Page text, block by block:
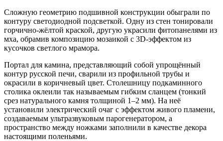
Сложную геометрию подшивной конструкции обыграли по
контуру светодиодной подсветкой. Одну из стен тонировали
горчично-жёлтой краской, другую украсили фитопанелями из
мха, обрамив композицию мозаикой с 3D-эффектом из
кусочков светлого мрамора.
Портал для камина, представляющий собой упрощённый
контур русской печи, сварили из профильной трубы и
окрасили в коричневый цвет. Столешницу подкаминного
столика оклеили так называемым гибким сланцем (тонкий
срез натурального камня толщиной 1–2 мм). На неё
установили электрический очаг с эффектом живого пламени,
создаваемым ультразвуковым парогенератором, а
пространство между ножками заполнили в качестве декора
настоящими поленьями.